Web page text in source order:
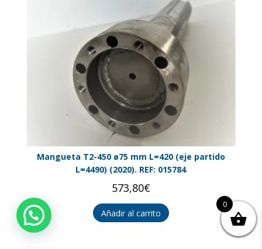
Mangueta T2-450 ø75 mm L=420 (eje partido
L=4490) (2020). REF: 015784
573,80€
Añadir al carrito
0